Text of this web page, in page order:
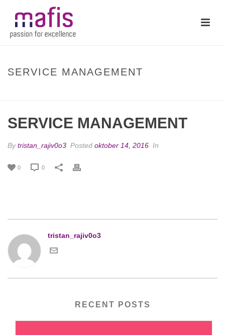
SERVICE MANAGEMENT
SERVICE MANAGEMENT
Bytristan_rajiv0o3 Posted oktober 14, 2016 In
0 0
tristan_rajiv0o3
RECENT POSTS